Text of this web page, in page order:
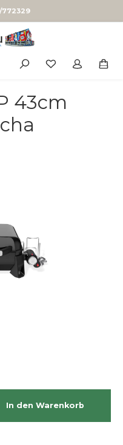
772329
43cm
In den Warenkorb